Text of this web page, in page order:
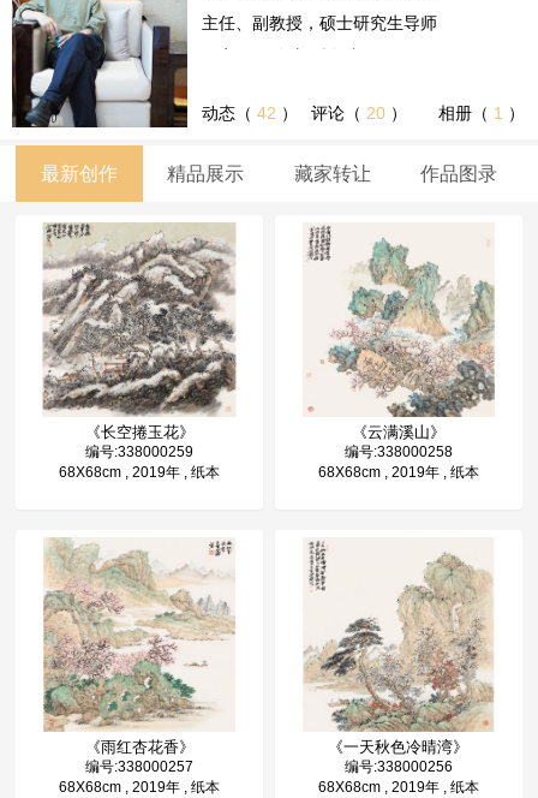
主任、副教授，硕士研究生导师
动态（ 42 ） 评论（ 20 ） 相册（ 1 ）
最新创作 精品展示 藏家转让 作品图录
《长空捲玉花》
编号:338000259
68X68cm , 2019年 , 纸本
《雨红杏花香》
编号:338000257
68X68cm , 2019年 , 纸本
《云满溪山》
编号:338000258
68X68cm , 2019年 , 纸本
《一天秋色冷晴湾》
编号:338000256
68X68cm , 2019年 , 纸本